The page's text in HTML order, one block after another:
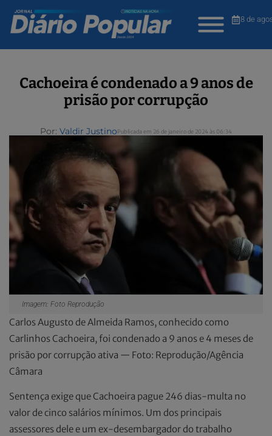
8 de
Cachoeira é condenado a 9 anos de
prisão por corrupção
Por: Valdir JustinoPublicada em 26 de janeiro de 2024 às 06:34
Imagem: Foto Reprodução
Carlos Augusto de Almeida Ramos, conhecido como
Carlinhos Cachoeira, foi condenado a 9 anos e 4 meses de
prisão por corrupção ativa — Foto: Reprodução/Agência
Câmara
Sentença exige que Cachoeira pague 246 dias-multa no
valor de cinco salários mínimos. Um dos principais
assessores dele e um ex-desembargador do trabalho